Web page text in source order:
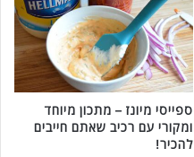
ספייסי מיונז – מתכון מיוחד
ומקורי עם רכיב שאתם חייבים
להכיר!